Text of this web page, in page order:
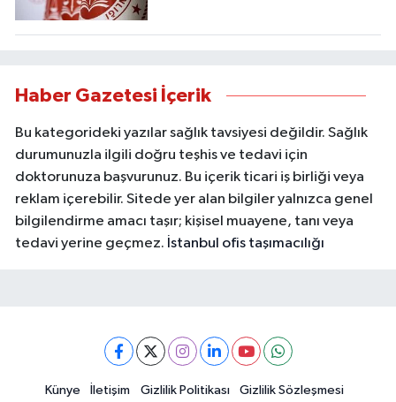
Haber Gazetesi İçerik
Bu kategorideki yazılar sağlık tavsiyesi değildir. Sağlık
durumunuzla ilgili doğru teşhis ve tedavi için
doktorunuza başvurunuz. Bu içerik ticari iş birliği veya
reklam içerebilir. Sitede yer alan bilgiler yalnızca genel
bilgilendirme amacı taşır; kişisel muayene, tanı veya
tedavi yerine geçmez. İstanbul ofis taşımacılığı
Künye İletişim Gizlilik Politikası
Gizlilik Sözleşmesi